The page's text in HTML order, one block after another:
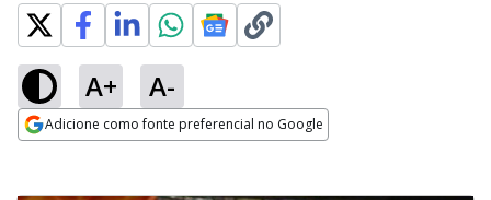
A+ A-
Adicione como fonte preferencial no Google